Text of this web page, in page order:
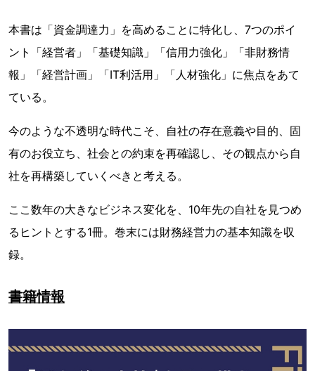
本書は「資金調達力」を高めることに特化し、7つのポイ
ント「経営者」「基礎知識」「信用力強化」「非財務情
報」「経営計画」「IT利活用」「人材強化」に焦点をあて
ている。
今のような不透明な時代こそ、自社の存在意義や目的、固
有のお役立ち、社会との約束を再確認し、その観点から自
社を再構築していくべきと考える。
ここ数年の大きなビジネス変化を、10年先の自社を見つめ
るヒントとする1冊。巻末には財務経営力の基本知識を収
録。
書籍情報